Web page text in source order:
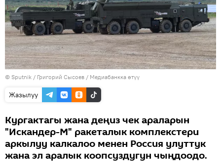
© Sputnik / Григорий Сысоев / Медиабанкка өтүү
Жазылуу
Кургактагы жана деңиз чек араларын
"Искандер-М" ракеталык комплекстери
аркылуу калкалоо менен Россия улуттук
жана эл аралык коопсуздугун чыңдоодо.